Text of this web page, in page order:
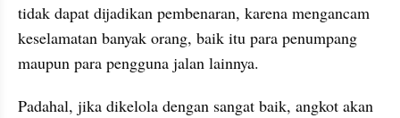
tidak dapat dijadikan pembenaran, karena mengancam
keselamatan banyak orang, baik itu para penumpang
maupun para pengguna jalan lainnya.
Padahal, jika dikelola dengan sangat baik, angkot akan